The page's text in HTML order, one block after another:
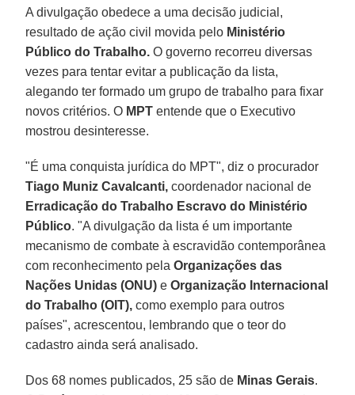
A divulgação obedece a uma decisão judicial,
resultado de ação civil movida pelo Ministério
Público do Trabalho. O governo recorreu diversas
vezes para tentar evitar a publicação da lista,
alegando ter formado um grupo de trabalho para fixar
novos critérios. O MPT entende que o Executivo
mostrou desinteresse.
"É uma conquista jurídica do MPT", diz o procurador
Tiago Muniz Cavalcanti, coordenador nacional de
Erradicação do Trabalho Escravo do Ministério
Público. "A divulgação da lista é um importante
mecanismo de combate à escravidão contemporânea
com reconhecimento pelaOrganizações das
Nações Unidas (ONU) eOrganização Internacional
do Trabalho (OIT), como exemplo para outros
países", acrescentou, lembrando que o teor do
cadastro ainda será analisado.
Dos 68 nomes publicados, 25 são de Minas Gerais.